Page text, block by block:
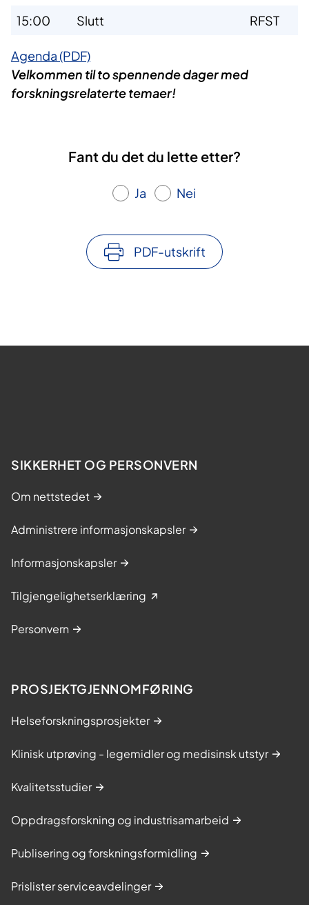
15:00 Slutt RFST
Agenda (PDF)
Velkommen til to spennende dager med
forskningsrelaterte temaer!
Fant du det du lette etter?
Ja Nei
PDF-utskrift
SIKKERHET OG PERSONVERN
Om nettstedet
Administrere informasjonskapsler
Informasjonskapsler
Tilgjengelighetserklæring
Personvern
PROSJEKTGJENNOMFØRING
Helseforskningsprosjekter
Klinisk utprøving - legemidler og medisinsk utstyr
Kvalitetsstudier
Oppdragsforskning og industrisamarbeid
Publisering og forskningsformidling
Prislister serviceavdelinger